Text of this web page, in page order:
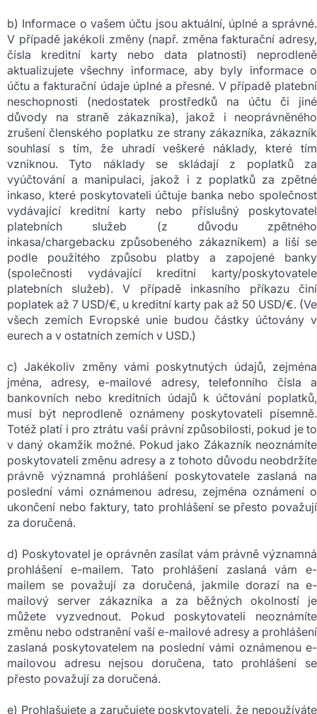
b) Informace o vašem účtu jsou aktuální, úplné a správné.
V případě jakékoli změny (např. změna fakturační adresy,
čísla kreditní karty nebo data platnosti) neprodleně
aktualizujete všechny informace, aby byly informace o
účtu a fakturační údaje úplné a přesné. V případě platební
neschopnosti (nedostatek prostředků na účtu či jiné
důvody na straně zákazníka), jakož i neoprávněného
zrušení členského poplatku ze strany zákazníka, zákazník
souhlasí s tím, že uhradí veškeré náklady, které tím
vzniknou. Tyto náklady se skládají z poplatků za
vyúčtování a manipulaci, jakož i z poplatků za zpětné
inkaso, které poskytovateli účtuje banka nebo společnost
vydávající kreditní karty nebo příslušný poskytovatel
platebních služeb (z důvodu zpětného
inkasa/chargebacku způsobeného zákazníkem) a liší se
podle použitého způsobu platby a zapojené banky
(společnosti vydávající kreditní karty/poskytovatele
platebních služeb). V případě inkasního příkazu činí
poplatek až 7 USD/€, u kreditní karty pak až 50 USD/€. (Ve
všech zemích Evropské unie budou částky účtovány v
eurech a v ostatních zemích v USD.)
c) Jakékoliv změny vámi poskytnutých údajů, zejména
jména, adresy, e-mailové adresy, telefonního čísla a
bankovních nebo kreditních údajů k účtování poplatků,
musí být neprodleně oznámeny poskytovateli písemně.
Totéž platí i pro ztrátu vaší právní způsobilosti, pokud je to
v daný okamžik možné. Pokud jako Zákazník neoznámíte
poskytovateli změnu adresy a z tohoto důvodu neobdržíte
právně významná prohlášení poskytovatele zaslaná na
poslední vámi oznámenou adresu, zejména oznámení o
ukončení nebo faktury, tato prohlášení se přesto považují
za doručená.
d) Poskytovatel je oprávněn zasílat vám právně významná
prohlášení e-mailem. Tato prohlášení zaslaná vám e-
mailem se považují za doručená, jakmile dorazí na e-
mailový server zákazníka a za běžných okolností je
můžete vyzvednout. Pokud poskytovateli neoznámíte
změnu nebo odstranění vaší e-mailové adresy a prohlášení
zaslaná poskytovatelem na poslední vámi oznámenou e-
mailovou adresu nejsou doručena, tato prohlášení se
přesto považují za doručená.
e) Prohlašujete a zaručujete poskytovateli, že nepoužíváte